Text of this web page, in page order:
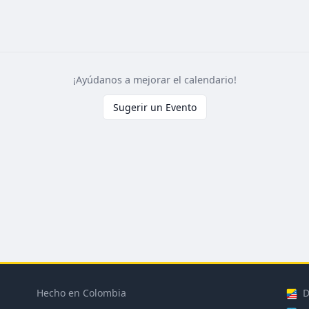
¡Ayúdanos a mejorar el calendario!
Sugerir un Evento
Hecho en Colombia